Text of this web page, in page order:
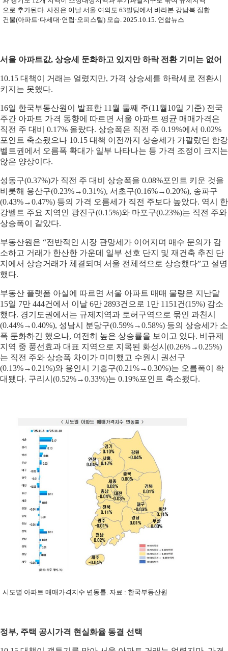
으로 추가된다. 사진은 이날 서울 여의도 63빌딩에서 바라본 강남북 집합
건물(아파트·다세대·연립·오피스텔) 모습. 2025.10.15. 연합뉴스
서울 아파트값, 상승세 둔화하고 있지만 하락 전환 기미는 없어
10.15 대책이 거래는 얼렸지만, 가격 상승세를 하락세로 전환시
키지는 못했다.
16일 한국부동산원이 발표한 11월 둘째 주(11월10일 기준) 전국
주간 아파트 가격 동향에 따르면 서울 아파트 평균 매매가격은
직전 주 대비 0.17% 올랐다. 상승폭은 직전 주 0.19%에서 0.02%
포인트 축소됐으나 10.15 대책 이전까지 상승세가 가팔랐던 한강
벨트권에서 오름폭 확대가 일부 나타나는 등 가격 조정이 크지는
않은 양상이다.
성동구(0.37%)가 직전 주 대비 상승폭을 0.08%포인트 키운 것을
비롯해 용산구(0.23%→0.31%), 서초구(0.16%→0.20%), 송파구
(0.43%→0.47%) 등의 가격 오름세가 직전 주보다 높았다. 역시 한
강벨트 주요 지역인 광진구(0.15%)와 마포구(0.23%)는 직전 주와
상승폭이 같았다.
부동산원은 “전반적인 시장 관망세가 이어지며 매수 문의가 감
소하고 거래가 한산한 가운데 일부 선호 단지 및 재건축 추진 단
지에서 상승거래가 체결되며 서울 전체적으로 상승했다”고 설명
했다.
부동산 플랫폼 아실에 따르면 서울 아파트 매매 물량은 지난달
15일 7만 444건에서 이날 6만 2893건으로 1만 1151건(15%) 감소
했다. 경기도권에서는 규제지역과 토허구역으로 묶인 과천시
(0.44%→0.40%), 성남시 분당구(0.59%→0.58%) 등의 상승세가 소
폭 둔화하긴 했으나, 여전히 높은 상승률을 보이고 있다. 비규제
지역 중 풍선효과 대표 지역으로 지목된 화성시(0.26%→0.25%)
는 직전 주와 상승폭 차이가 미미했고 수원시 권선구
(0.13%→0.21%)와 용인시 기흥구(0.21%→0.30%)는 오름폭이 확
대됐다. 구리시(0.52%→0.33%)는 0.19%포인트 축소됐다.
시도별 아파트 매매가격지수 변동률. 자료 : 한국부동산원
정부, 주택 공시가격 현실화율 동결 선택